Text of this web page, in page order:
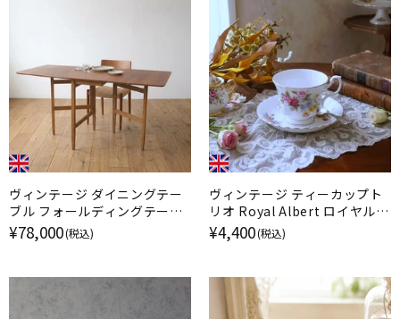
ヴィンテージ ダイニングテー
ブル フォールディングテーブ
ル ミッドセンチュリー イギリ
¥78,000(税込)
ヴィンテージ ティーカップト
リオ Royal Albert ロイヤルア
ルバート Nosegay イギリス
¥4,400(税込)